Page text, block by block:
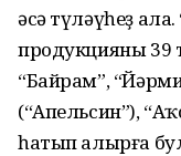
әсә түләүһеҙ
продукцияны 39
“Байрам”,
(“Апельсин”),
һатып алырға